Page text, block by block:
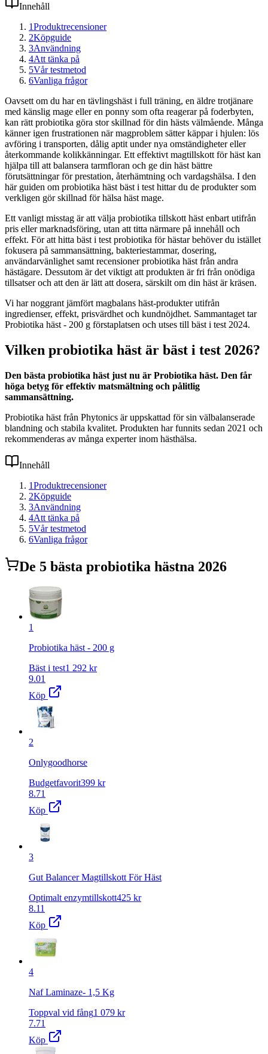
Innehåll
1Produktrecensioner
2Köpguide
3Användning
4Att tänka på
5Vår testmetod
6Vanliga frågor
Oavsett om du har en tävlingshäst i full träning, en äldre trotjänare
med känslig mage eller en ponny som ofta reagerar på foderbyten,
kan rätt probiotika göra stor skillnad för din hästs välmående. Många
känner igen frustrationen när magproblem sätter käppar i hjulen: lös
avföring i transporten, dålig aptit under nya omständigheter eller
återkommande kolikkänningar. Ett effektivt magtillskott för häst kan
hjälpa till att balansera tarmfloran och ge din häst bättre
förutsättningar för prestation, återhämtning och vardagshälsa. I den
här guiden om probiotika häst bäst i test hittar du de produkter som
verkligen gör skillnad för hälsa häst mage.
Ett vanligt misstag är att välja probiotika tillskott häst enbart utifrån
pris eller marknadsföring, utan att titta närmare på innehåll och
effekt. För att hitta bäst i test probiotika för hästar behöver du istället
fokusera på sammansättning, bakteriestammar, dosering,
användarvänlighet samt recensioner probiotika häst från andra
hästägare. Dessutom är det viktigt att produkten är fri från onödiga
tillsatser och att den är lätt att dosera, särskilt om din häst är kräsen.
Vi har noggrant jämfört magbalans häst-produkter utifrån
ingredienser, effekt, prisvärdhet och kundnöjdhet. Sammantaget tar
Probiotika häst - 200 g förstaplatsen och utses till bäst i test 2024.
Vilken probiotika häst är bäst i test 2026?
Den bästa probiotika häst just nu är Probiotika häst. Den får
höga betyg för effektiv matsmältning och pålitlig
sammansättning.
Probiotika häst från Phytonics är uppskattad för sin välbalanserade
blandning och stabila kvalitet. Produkten har funnits sedan 2021 och
rekommenderas av många experter inom hästhälsa.
Innehåll
1Produktrecensioner
2Köpguide
3Användning
4Att tänka på
5Vår testmetod
6Vanliga frågor
De 5 bästa probiotika hästna 2026
1
Probiotika häst - 200 g
Bäst i test1 292 kr
9.01
Köp
2
Onlygoodhorse
Budgetfavorit399 kr
8.71
Köp
3
Gut Balancer Magtillskott För Häst
Optimalt enzymtillskott425 kr
8.11
Köp
4
Naf Laminaze- 1,5 Kg
Toppval vid fång1 079 kr
7.71
Köp